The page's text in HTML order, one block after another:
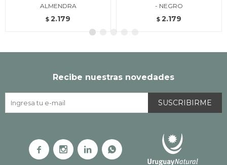
ALMENDRA
$ 2.179
- NEGRO
$ 2.179
Recibe nuestras novedades
SUSCRIBIRME
   